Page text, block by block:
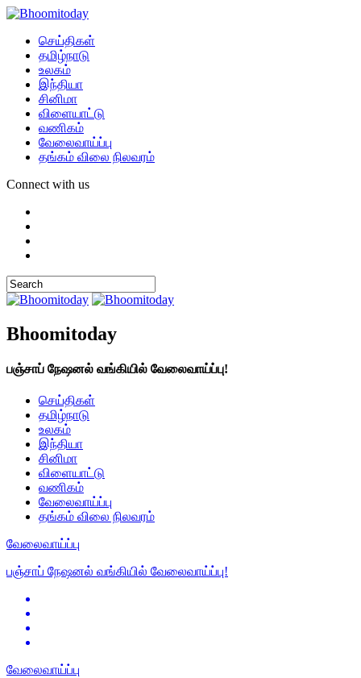
செய்திகள்
தமிழ்நாடு
உலகம்
இந்தியா
சினிமா
விளையாட்டு
வணிகம்
வேலைவாய்ப்பு
தங்கம் விலை நிலவரம்
Connect with us
Bhoomitoday
பஞ்சாப் நேஷனல் வங்கியில் வேலைவாய்ப்பு!
செய்திகள்
தமிழ்நாடு
உலகம்
இந்தியா
சினிமா
விளையாட்டு
வணிகம்
வேலைவாய்ப்பு
தங்கம் விலை நிலவரம்
வேலைவாய்ப்பு
பஞ்சாப் நேஷனல் வங்கியில் வேலைவாய்ப்பு!
வேலைவாய்ப்பு